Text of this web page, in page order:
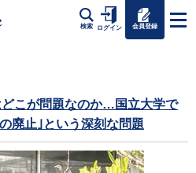
検索 ログイン 会員登録
どこが問題なのか…国立大学で
廃止｣という深刻な問題